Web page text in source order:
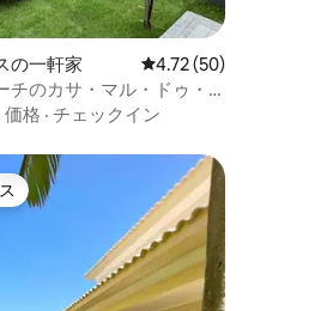
星の平均評価
の一軒家 レビュー50件、5つ
4.72 (50)
チのカサ・マル・ドゥ・
けの場所
価格 · チェックイン